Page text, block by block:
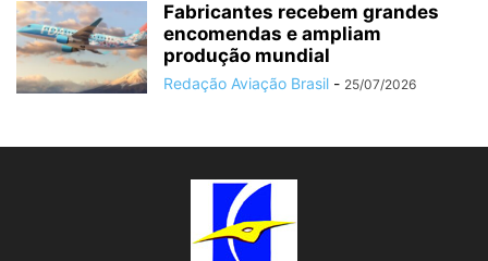
Fabricantes recebem grandes
encomendas e ampliam
produção mundial
Redação Aviação Brasil - 25/07/2026